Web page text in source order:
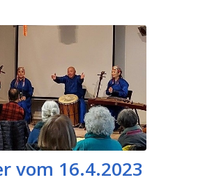
vom 16.4.2023